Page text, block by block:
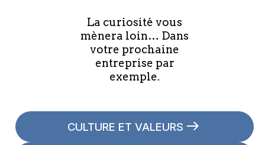
La curiosité vous
mènera loin… Dans
votre prochaine
entreprise par
exemple.
CULTURE ET VALEURS